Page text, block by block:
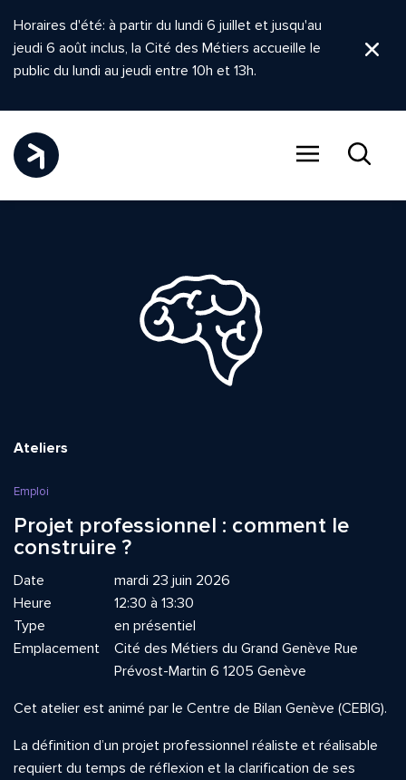
Horaires d'été: à partir du lundi 6 juillet et jusqu'au
jeudi 6 août inclus, la Cité des Métiers accueille le
public du lundi au jeudi entre 10h et 13h.
Ateliers
Emploi
Projet professionnel : comment le
construire ?
Date
mardi 23 juin 2026
Heure
12:30 à 13:30
Type
en présentiel
Emplacement
Cité des Métiers du Grand Genève Rue
Prévost-Martin 6 1205 Genève
Cet atelier est animé par le Centre de Bilan Genève (CEBIG).
La définition d’un projet professionnel réaliste et réalisable
requiert du temps de réflexion et la clarification de ses